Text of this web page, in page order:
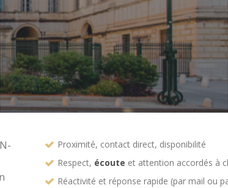
Proximité, contact direct, disponibilité
Respect, écoute et attention accordés à
Réactivité et réponse rapide (par mail ou